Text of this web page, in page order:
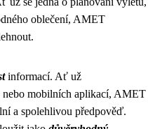
oblečení, AMET
informací. Ať už
nebo mobilních aplikací, AMET
a spolehlivou předpověď.